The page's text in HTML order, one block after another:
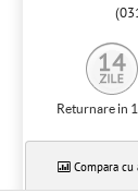
Returnare in
Compara